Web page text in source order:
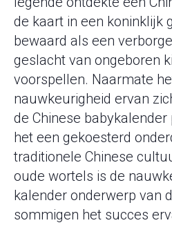
de kaart in een koninklijk
bewaard als een
geslacht van ongeboren
voorspellen. Naarmate
nauwkeurigheid ervan
de Chinese
het een gekoesterd
traditionele Chinese
oude wortels is de
kalender onderwerp van
sommigen het succes